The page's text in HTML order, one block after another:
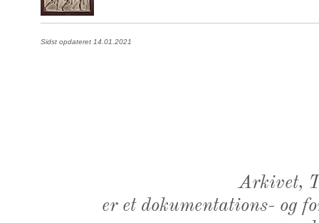
Sidst opdateret 14.01.2021
Arkivet,
er et dokumentations- og